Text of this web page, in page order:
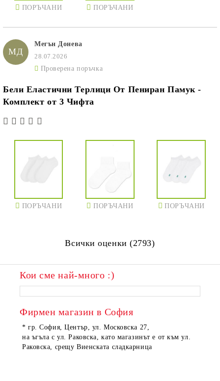
ПОРЪЧАНИ ПОРЪЧАНИ
МД
Мегън Донева
28.07.2026
Проверена поръчка
Бели Еластични Терлици От Пениран Памук -
Комплект от 3 Чифта
ПОРЪЧАНИ ПОРЪЧАНИ ПОРЪЧАНИ
Всички оценки (2793)
Кои сме най-много :)
Фирмен магазин в София
* гр. София, Център, ул. Московска 27,
на ъгъла с ул. Раковска, като магазинът е от към ул.
Раковска, срещу Виенската сладкарница